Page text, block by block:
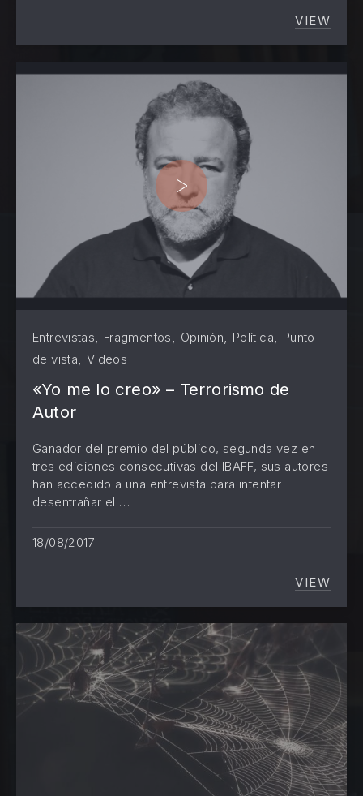
VIEW
GRIS
Entrevistas Fragmentos Opinión Política
Punto
de vista
Videos
«Yo me lo creo» – Terrorismo de
Autor
Ganador del premio del público, segunda vez en
tres ediciones consecutivas del IBAFF, sus autores
han accedido a una entrevista para intentar
desentrañar el …
18/08/2017
VIEW
«YO